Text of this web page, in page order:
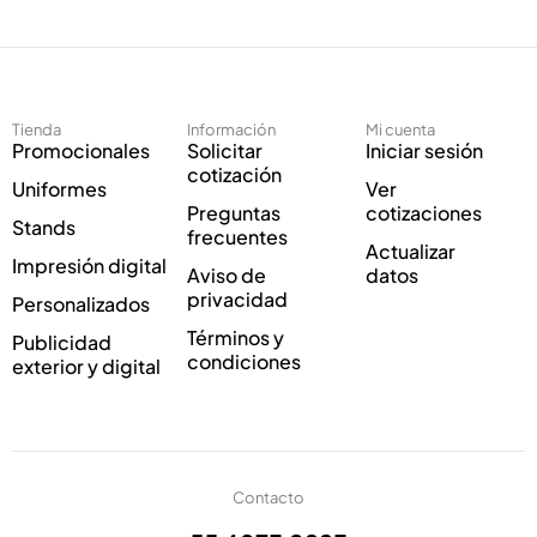
o
e
c
r
ó
i
c
E
l
t
c
n
i
c
o
*
Tienda
Promocionales
Uniformes
Stands
Impresión digital
Personalizados
Publicidad
exterior y digital
Información
Solicitar
cotización
Preguntas
frecuentes
Aviso de
privacidad
Términos y
condiciones
Mi cuenta
Iniciar sesión
Ver
cotizaciones
Actualizar
datos
Contacto